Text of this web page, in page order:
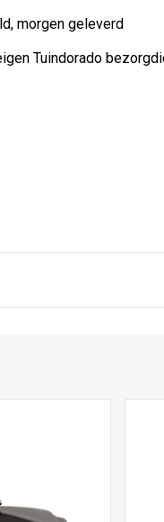
morgen geleverd
Tuindorado